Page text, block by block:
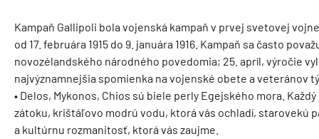
Kampaň Gallipoli bola vojenská kampaň v prvej svetovej
od 17. februára 1915 do 9. januára 1916. Kampaň sa často
novozélandského národného povedomia; 25. apríl, výročie
najvýznamnejšia spomienka na vojenské obete a veteránov
• Delos, Mykonos, Chios sú biele perly Egejského mora.
zátoku, krištáľovo modrú vodu, ktorá vás ochladí, starovekú
a kultúrnu rozmanitosť, ktorá vás zaujme.